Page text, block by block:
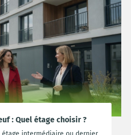
: Quel étage choisir ?